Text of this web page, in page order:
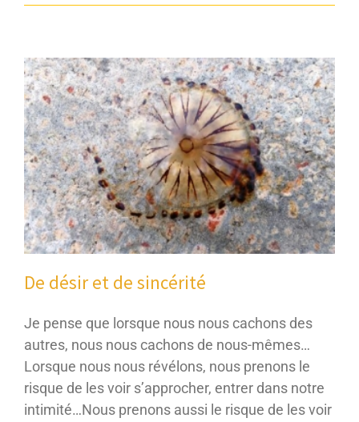
De désir et de sincérité
Je pense que lorsque nous nous cachons des
autres, nous nous cachons de nous-mêmes…
Lorsque nous nous révélons, nous prenons le
risque de les voir s’approcher, entrer dans notre
intimité…Nous prenons aussi le risque de les voir